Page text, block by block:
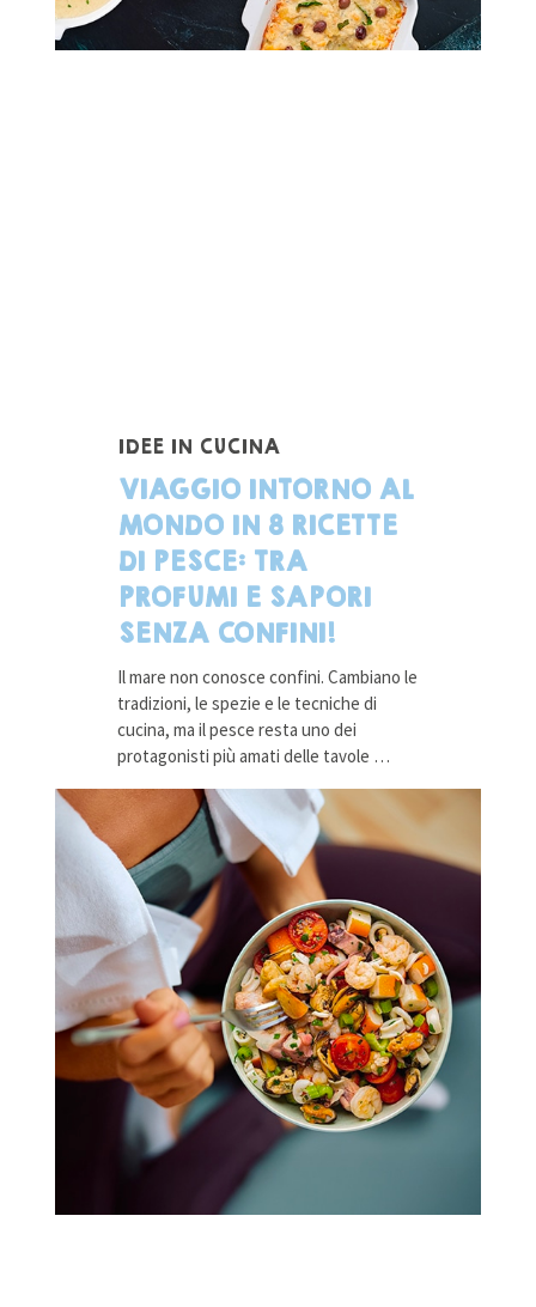
IDEE IN CUCINA
VIAGGIO INTORNO AL
MONDO IN 8 RICETTE
DI PESCE: TRA
PROFUMI E SAPORI
SENZA CONFINI!
Il mare non conosce confini. Cambiano le
tradizioni, le spezie e le tecniche di
cucina, ma il pesce resta uno dei
protagonisti più amati delle tavole …